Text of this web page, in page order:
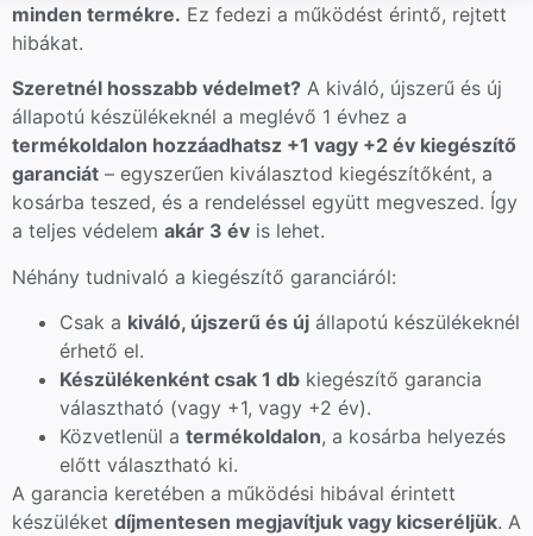
minden termékre. Ez fedezi a működést érintő, rejtett
hibákat.
Szeretnél hosszabb védelmet? A kiváló, újszerű és új
állapotú készülékeknél a meglévő 1 évhez a
termékoldalon hozzáadhatsz +1 vagy +2 év kiegészítő
garanciát – egyszerűen kiválasztod kiegészítőként, a
kosárba teszed, és a rendeléssel együtt megveszed. Így
a teljes védelem akár 3 év is lehet.
Néhány tudnivaló a kiegészítő garanciáról:
Csak a kiváló, újszerű és új állapotú készülékeknél
érhető el.
Készülékenként csak 1 db kiegészítő garancia
választható (vagy +1, vagy +2 év).
Közvetlenül a termékoldalon, a kosárba helyezés
előtt választható ki.
A garancia keretében a működési hibával érintett
készüléket díjmentesen megjavítjuk vagy kicseréljük. A